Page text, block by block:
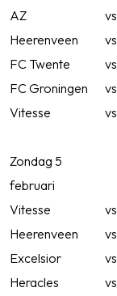
AZ vs
Heerenveen
vs
FC Twente
vs
FC Groningen
vs
Vitesse
vs
Zondag 5
februari
Vitesse vs
Heerenveen
vs
Excelsior
vs
Heracles
vs